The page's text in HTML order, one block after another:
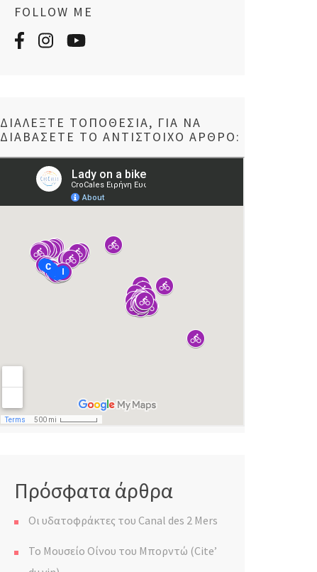
FOLLOW ME
ΔΙΑΛΈΞΤΕ ΤΟΠΟΘΕΣΊΑ, ΓΙΑ ΝΑ
ΔΙΑΒΆΣΕΤΕ ΤΟ ΑΝΤΊΣΤΟΙΧΟ ΆΡΘΡΟ:
Πρόσφατα άρθρα
Οι υδατοφράκτες του Canal des 2 Mers
Το Μουσείο Οίνου του Μπορντώ (Cite’